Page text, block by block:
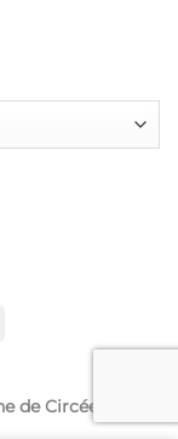
de Circée